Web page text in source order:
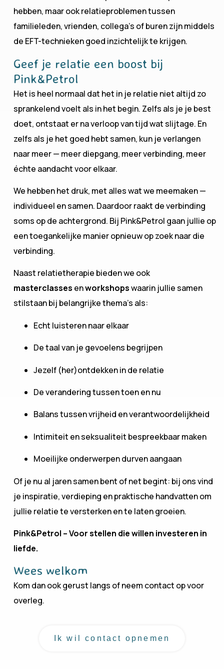
hebben, maar ook relatieproblemen tussen
familieleden, vrienden, collega’s of buren zijn middels
de EFT-technieken goed inzichtelijk te krijgen.
Geef je relatie een boost bij
Pink&Petrol
Het is heel normaal dat het in je relatie niet altijd zo
sprankelend voelt als in het begin. Zelfs als je je best
doet, ontstaat er na verloop van tijd wat slijtage. En
zelfs als je het goed hebt samen, kun je verlangen
naar meer — meer diepgang, meer verbinding, meer
échte aandacht voor elkaar.
We hebben het druk, met alles wat we meemaken —
individueel en samen. Daardoor raakt de verbinding
soms op de achtergrond. Bij Pink&Petrol gaan jullie op
een toegankelijke manier opnieuw op zoek naar die
verbinding.
Naast relatietherapie bieden we ook
masterclasses enworkshopswaarin jullie samen
stilstaan bij belangrijke thema’s als:
Echt luisteren naar elkaar
De taal van je gevoelens begrijpen
Jezelf (her)ontdekken in de relatie
De verandering tussen toen en nu
Balans tussen vrijheid en verantwoordelijkheid
Intimiteit en seksualiteit bespreekbaar maken
Moeilijke onderwerpen durven aangaan
Of je nu al jaren samen bent of net begint: bij ons vind
je inspiratie, verdieping en praktische handvatten om
jullie relatie te versterken en te laten groeien.
Pink&Petrol – Voor stellen die willen investeren in
liefde.
Wees welkom
Kom dan ook gerust langs of neem contact op voor
overleg.
Ik wil contact opnemen